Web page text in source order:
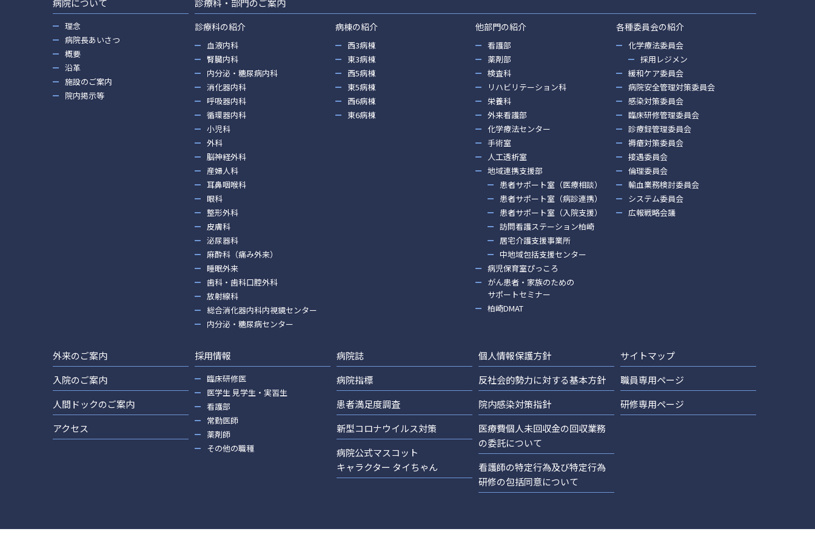
病院について
理念
病院長あいさつ
概要
沿革
施設のご案内
院内掲示等
診療科・部門のご案内
診療科の紹介
血液内科
腎臓内科
内分泌・糖尿病内科
消化器内科
呼吸器内科
循環器内科
小児科
外科
脳神経外科
産婦人科
耳鼻咽喉科
眼科
整形外科
皮膚科
泌尿器科
麻酔科（痛み外来）
睡眠外来
歯科・歯科口腔外科
放射線科
総合消化器内科内視鏡センター
内分泌・糖尿病センター
病棟の紹介
西3病棟
東3病棟
西5病棟
東5病棟
西6病棟
東6病棟
他部門の紹介
看護部
薬剤部
検査科
リハビリテーション科
栄養科
外来看護部
化学療法センター
手術室
人工透析室
地域連携支援部
患者サポート室（医療相談）
患者サポート室（病診連携）
患者サポート室（入院支援）
訪問看護ステーション柏崎
居宅介護支援事業所
中地域包括支援センター
病児保育室ぴっころ
がん患者・家族のための
サポートセミナー
柏崎DMAT
各種委員会の紹介
化学療法委員会
採用レジメン
緩和ケア委員会
病院安全管理対策委員会
感染対策委員会
臨床研修管理委員会
診療録管理委員会
褥瘡対策委員会
接遇委員会
倫理委員会
輸血業務検討委員会
システム委員会
広報戦略会議
外来のご案内
入院のご案内
人間ドックのご案内
アクセス
採用情報
臨床研修医
医学生 見学生・実習生
看護部
常勤医師
薬剤師
その他の職種
病院誌
病院指標
患者満足度調査
新型コロナウイルス対策
病院公式マスコット
キャラクター タイちゃん
個人情報保護方針
反社会的勢力に対する基本方針
院内感染対策指針
医療費個人未回収金の回収業務
の委託について
看護師の特定行為及び特定行為
研修の包括同意について
サイトマップ
職員専用ページ
研修専用ページ